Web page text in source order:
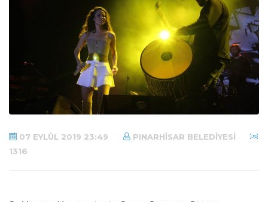
07 EYLÜL 2019 23:49
PINARHISAR BELEDIYESI
1316